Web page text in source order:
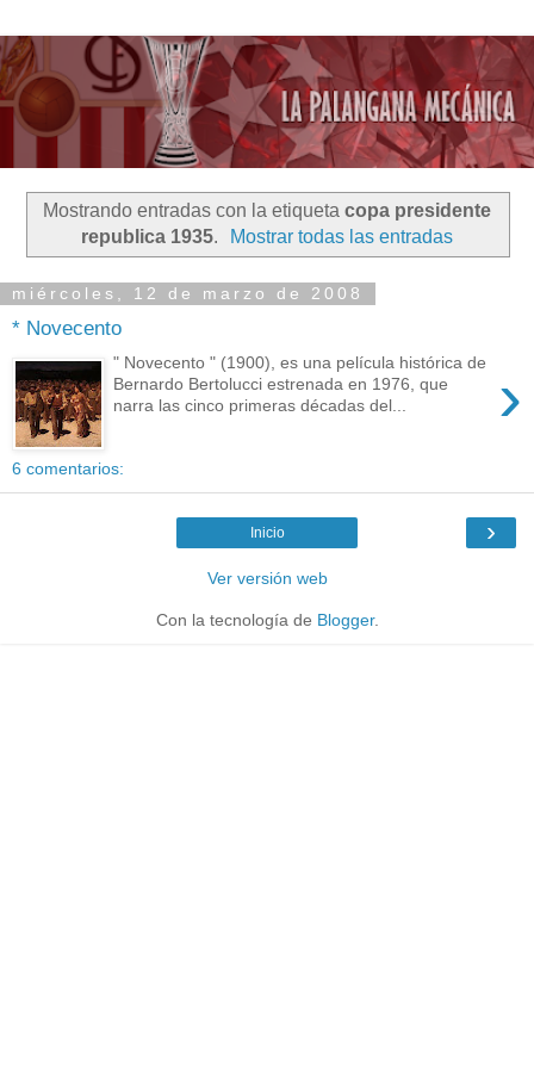
Mostrando entradas con la etiqueta copa presidente
republica 1935. Mostrar todas las entradas
miércoles, 12 de marzo de 2008
* Novecento
›
" Novecento " (1900), es una película histórica de
Bernardo Bertolucci estrenada en 1976, que
narra las cinco primeras décadas del...
6 comentarios:
›
Inicio
Ver versión web
Con la tecnología de Blogger.